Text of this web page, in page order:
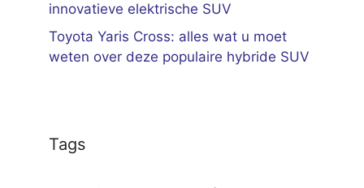
innovatieve elektrische SUV
Toyota Yaris Cross: alles wat u moet
weten over deze populaire hybride SUV
Tags